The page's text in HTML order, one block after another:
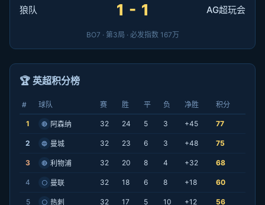
狼队 1 - 1 AG超玩会
BO7 · 第3局 · 必发指数 167万
🏆 英超积分榜
# 球队 赛 胜 平 负 净胜 积分
1 🔴 阿森纳 32 24 5 3 +45 77
2 🔵 曼城 32 23 6 3 +48 75
3 🔴 利物浦 32 20 8 4 +32 68
4 ⚪ 曼联 32 18 6 8 +18 60
5 ⚪ 热刺 32 17 5 10 +12 56